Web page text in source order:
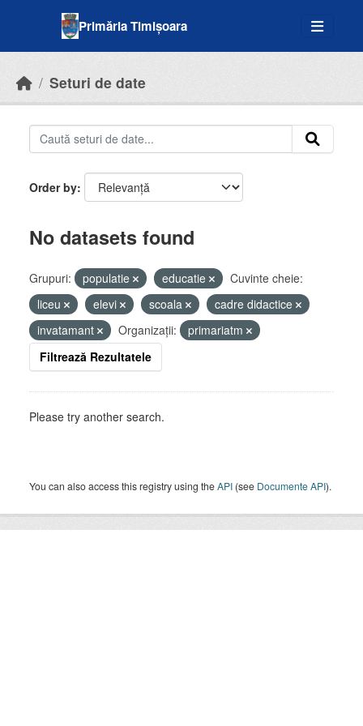
Primăria Timișoara
Seturi de date
Order by
No datasets found
Grupuri: populatie educatie
Cuvinte cheie:
liceu
elevi scoala
cadre didactice
invatamant
Organizații:
primariatm
Filtrează Rezultatele
Please try another search.
You can also access this registry using theAPI (see Documente API).